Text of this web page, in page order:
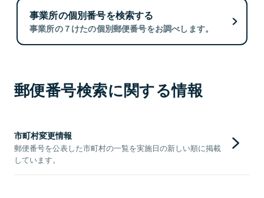
事業所の個別番号を検索する
事業所の７けたの個別郵便番号をお調べします。
郵便番号検索に関する情報
市町村変更情報
郵便番号を公表した市町村の一覧を実施日の新しい順に掲載
しています。